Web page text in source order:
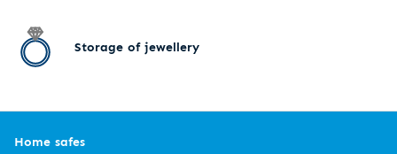
Storage of jewellery
Home safes